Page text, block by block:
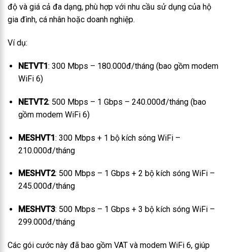
độ và giá cả đa dạng, phù hợp với nhu cầu sử dụng của hộ
gia đình, cá nhân hoặc doanh nghiệp.
Ví dụ:
NETVT1: 300 Mbps – 180.000đ/tháng (bao gồm modem
WiFi 6)
NETVT2: 500 Mbps – 1 Gbps – 240.000đ/tháng (bao
gồm modem WiFi 6)
MESHVT1: 300 Mbps + 1 bộ kích sóng WiFi –
210.000đ/tháng
MESHVT2: 500 Mbps – 1 Gbps + 2 bộ kích sóng WiFi –
245.000đ/tháng
MESHVT3: 500 Mbps – 1 Gbps + 3 bộ kích sóng WiFi –
299.000đ/tháng
Các gói cước này đã bao gồm VAT và modem WiFi 6, giúp